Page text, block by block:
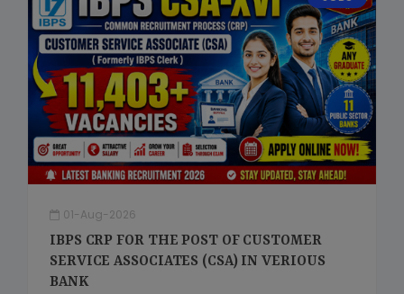
01-Aug-2026
IBPS CRP FOR THE POST OF CUSTOMER
SERVICE ASSOCIATES (CSA) IN VERIOUS
BANK